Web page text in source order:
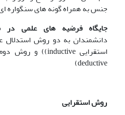
جنس به همراه گونه های سنگواره
جایگاه فرضیه های علمی در
دانشمندان به دو روش
deductive)
روش استقرایی